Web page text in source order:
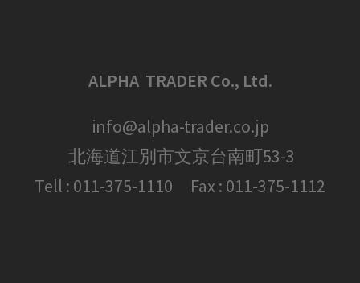
ALPHA TRADER Co., Ltd.
info@alpha-trader.co.jp
北海道江別市文京台南町53-3
Tell : 011-375-1110 Fax : 011-375-1112